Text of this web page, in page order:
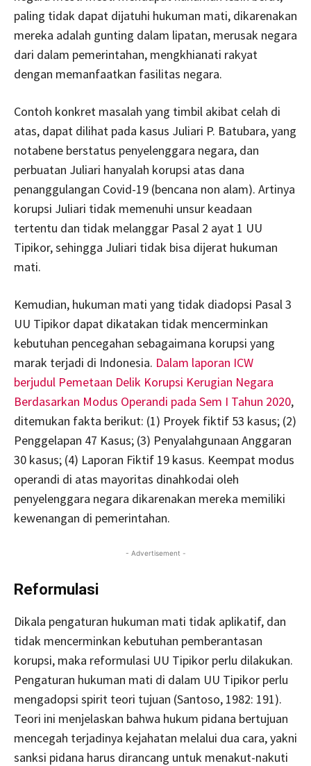
paling tidak dapat dijatuhi hukuman mati, dikarenakan
mereka adalah gunting dalam lipatan, merusak negara
dari dalam pemerintahan, mengkhianati rakyat
dengan memanfaatkan fasilitas negara.
Contoh konkret masalah yang timbil akibat celah di
atas, dapat dilihat pada kasus Juliari P. Batubara, yang
notabene berstatus penyelenggara negara, dan
perbuatan Juliari hanyalah korupsi atas dana
penanggulangan Covid-19 (bencana non alam). Artinya
korupsi Juliari tidak memenuhi unsur keadaan
tertentu dan tidak melanggar Pasal 2 ayat 1 UU
Tipikor, sehingga Juliari tidak bisa dijerat hukuman
mati.
Kemudian, hukuman mati yang tidak diadopsi Pasal 3
UU Tipikor dapat dikatakan tidak mencerminkan
kebutuhan pencegahan sebagaimana korupsi yang
marak terjadi di Indonesia. Dalam laporan ICW
berjudul Pemetaan Delik Korupsi Kerugian Negara
Berdasarkan Modus Operandi pada Sem I Tahun 2020,
ditemukan fakta berikut: (1) Proyek fiktif 53 kasus; (2)
Penggelapan 47 Kasus; (3) Penyalahgunaan Anggaran
30 kasus; (4) Laporan Fiktif 19 kasus. Keempat modus
operandi di atas mayoritas dinahkodai oleh
penyelenggara negara dikarenakan mereka memiliki
kewenangan di pemerintahan.
- Advertisement -
Reformulasi
Dikala pengaturan hukuman mati tidak aplikatif, dan
tidak mencerminkan kebutuhan pemberantasan
korupsi, maka reformulasi UU Tipikor perlu dilakukan.
Pengaturan hukuman mati di dalam UU Tipikor perlu
mengadopsi spirit teori tujuan (Santoso, 1982: 191).
Teori ini menjelaskan bahwa hukum pidana bertujuan
mencegah terjadinya kejahatan melalui dua cara, yakni
sanksi pidana harus dirancang untuk menakut-nakuti